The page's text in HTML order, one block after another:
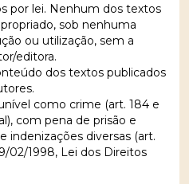
por lei. Nenhum dos textos
sob nenhuma
ou utilização, sem a
editora.
dos textos publicados
como crime (art. 184 e
com pena de prisão e
indenizações diversas (art.
02/1998, Lei dos Direitos